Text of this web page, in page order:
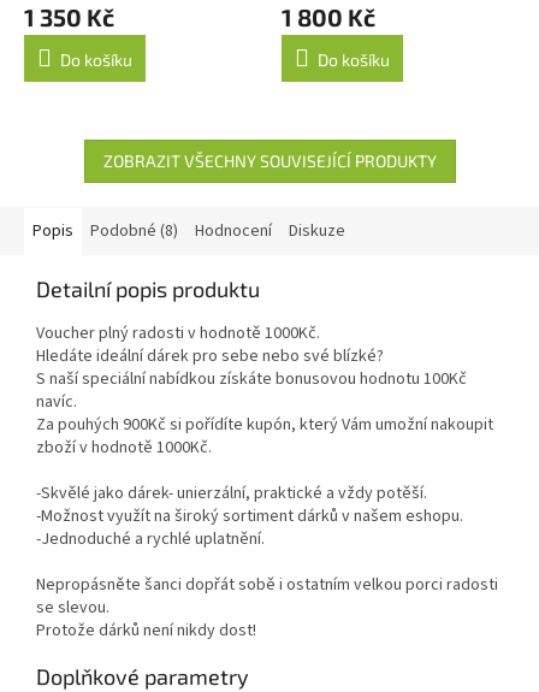
1 350 Kč
Do košíku
1 800 Kč
Do košíku
ZOBRAZIT VŠECHNY SOUVISEJÍCÍ PRODUKTY
Popis Podobné (8) Hodnocení Diskuze
Detailní popis produktu
Voucher plný radosti v hodnotě 1000Kč.
Hledáte ideální dárek pro sebe nebo své blízké?
S naší speciální nabídkou získáte bonusovou hodnotu 100Kč
navíc.
Za pouhých 900Kč si pořídíte kupón, který Vám umožní nakoupit
zboží v hodnotě 1000Kč.
-Skvělé jako dárek- unierzální, praktické a vždy potěší.
-Možnost využít na široký sortiment dárků v našem eshopu.
-Jednoduché a rychlé uplatnění.
Nepropásněte šanci dopřát sobě i ostatním velkou porci radosti
se slevou.
Protože dárků není nikdy dost!
Doplňkové parametry